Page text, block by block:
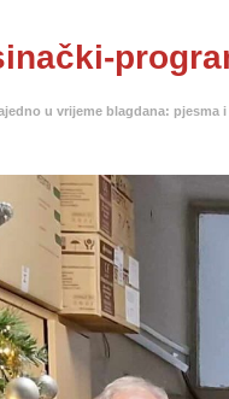
u vrijeme blagdana: